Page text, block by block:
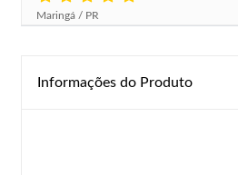
Maringá / PR
Informações do Produto